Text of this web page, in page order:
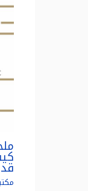
كيف
قد
مكتبة